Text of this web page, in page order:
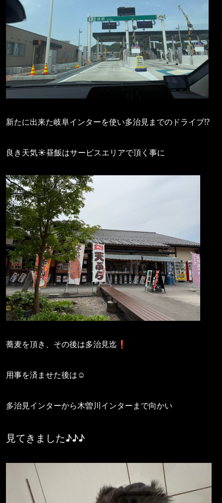
新たに出来た岐阜インターを使い多治見までのドライブ⁉️
良き天気☀️昼飯はサービスエリアで頂く事に
蕎麦を頂き、その後は多治見迄❗️
用事を済ませた後は☺️
多治見インターから木曽川インターまで向かい
見てきました♪♪♪